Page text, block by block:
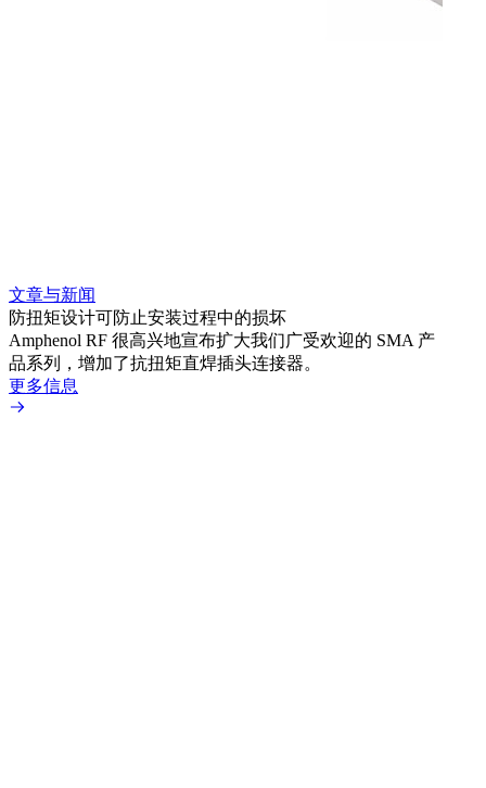
文章与新闻
防扭矩设计可防止安装过程中的损坏
Amphenol RF 很高兴地宣布扩大我们广受欢迎的 SMA 产
品系列，增加了抗扭矩直焊插头连接器。
更多信息